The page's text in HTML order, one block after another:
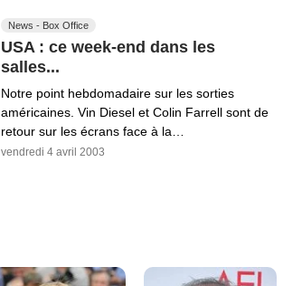
News - Box Office
USA : ce week-end dans les
salles...
Notre point hebdomadaire sur les sorties
américaines. Vin Diesel et Colin Farrell sont de
retour sur les écrans face à la…
vendredi 4 avril 2003